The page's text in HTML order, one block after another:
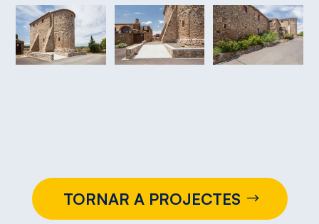
TORNAR A PROJECTES